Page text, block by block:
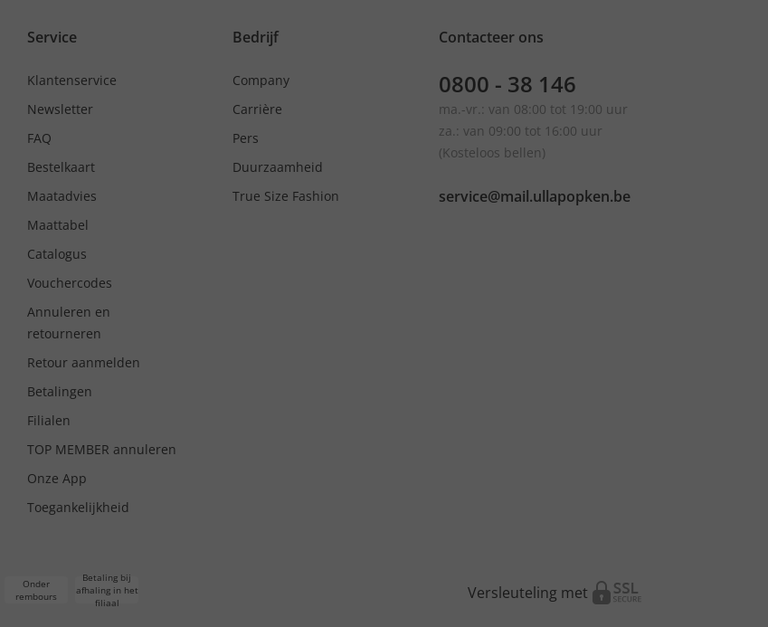
Service
Klantenservice
Newsletter
FAQ
Bestelkaart
Maatadvies
Maattabel
Catalogus
Vouchercodes
Annuleren en
retourneren
Retour aanmelden
Betalingen
Filialen
TOP MEMBER annuleren
Onze App
Toegankelijkheid
Bedrijf
Company
Carrière
Pers
Duurzaamheid
True Size Fashion
Contacteer ons
0800 - 38 146
ma.-vr.: van 08:00 tot 19:00 uur
za.: van 09:00 tot 16:00 uur
(Kosteloos bellen)
service@mail.ullapopken.be
Onder
rembours
Betaling bij
afhaling in het
filiaal
Versleuteling met